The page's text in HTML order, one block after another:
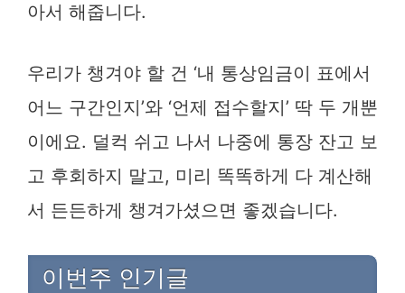
아서 해줍니다.
우리가 챙겨야 할 건 ‘내 통상임금이 표에서
어느 구간인지’와 ‘언제 접수할지’ 딱 두 개뿐
이에요. 덜컥 쉬고 나서 나중에 통장 잔고 보
고 후회하지 말고, 미리 똑똑하게 다 계산해
서 든든하게 챙겨가셨으면 좋겠습니다.
이번주 인기글